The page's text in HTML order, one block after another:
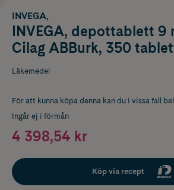
INVEGA,
INVEGA, depottablett 9
Cilag ABBurk, 350
Läkemedel
För att kunna köpa denna kan du i vissa fall
Ingår ej i förmån
4 398,54 kr
Köp via recept